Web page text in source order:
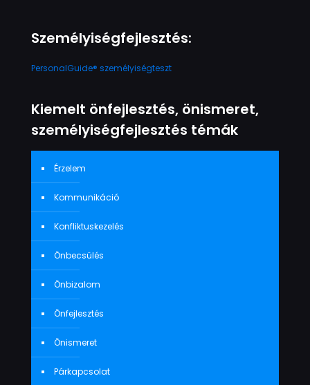
Személyiségfejlesztés:
PersonalGuide® személyiségteszt
Kiemelt önfejlesztés, önismeret,
személyiségfejlesztés témák
Érzelem
Kommunikáció
Konfliktuskezelés
Önbecsülés
Önbizalom
Önfejlesztés
Önismeret
Párkapcsolat